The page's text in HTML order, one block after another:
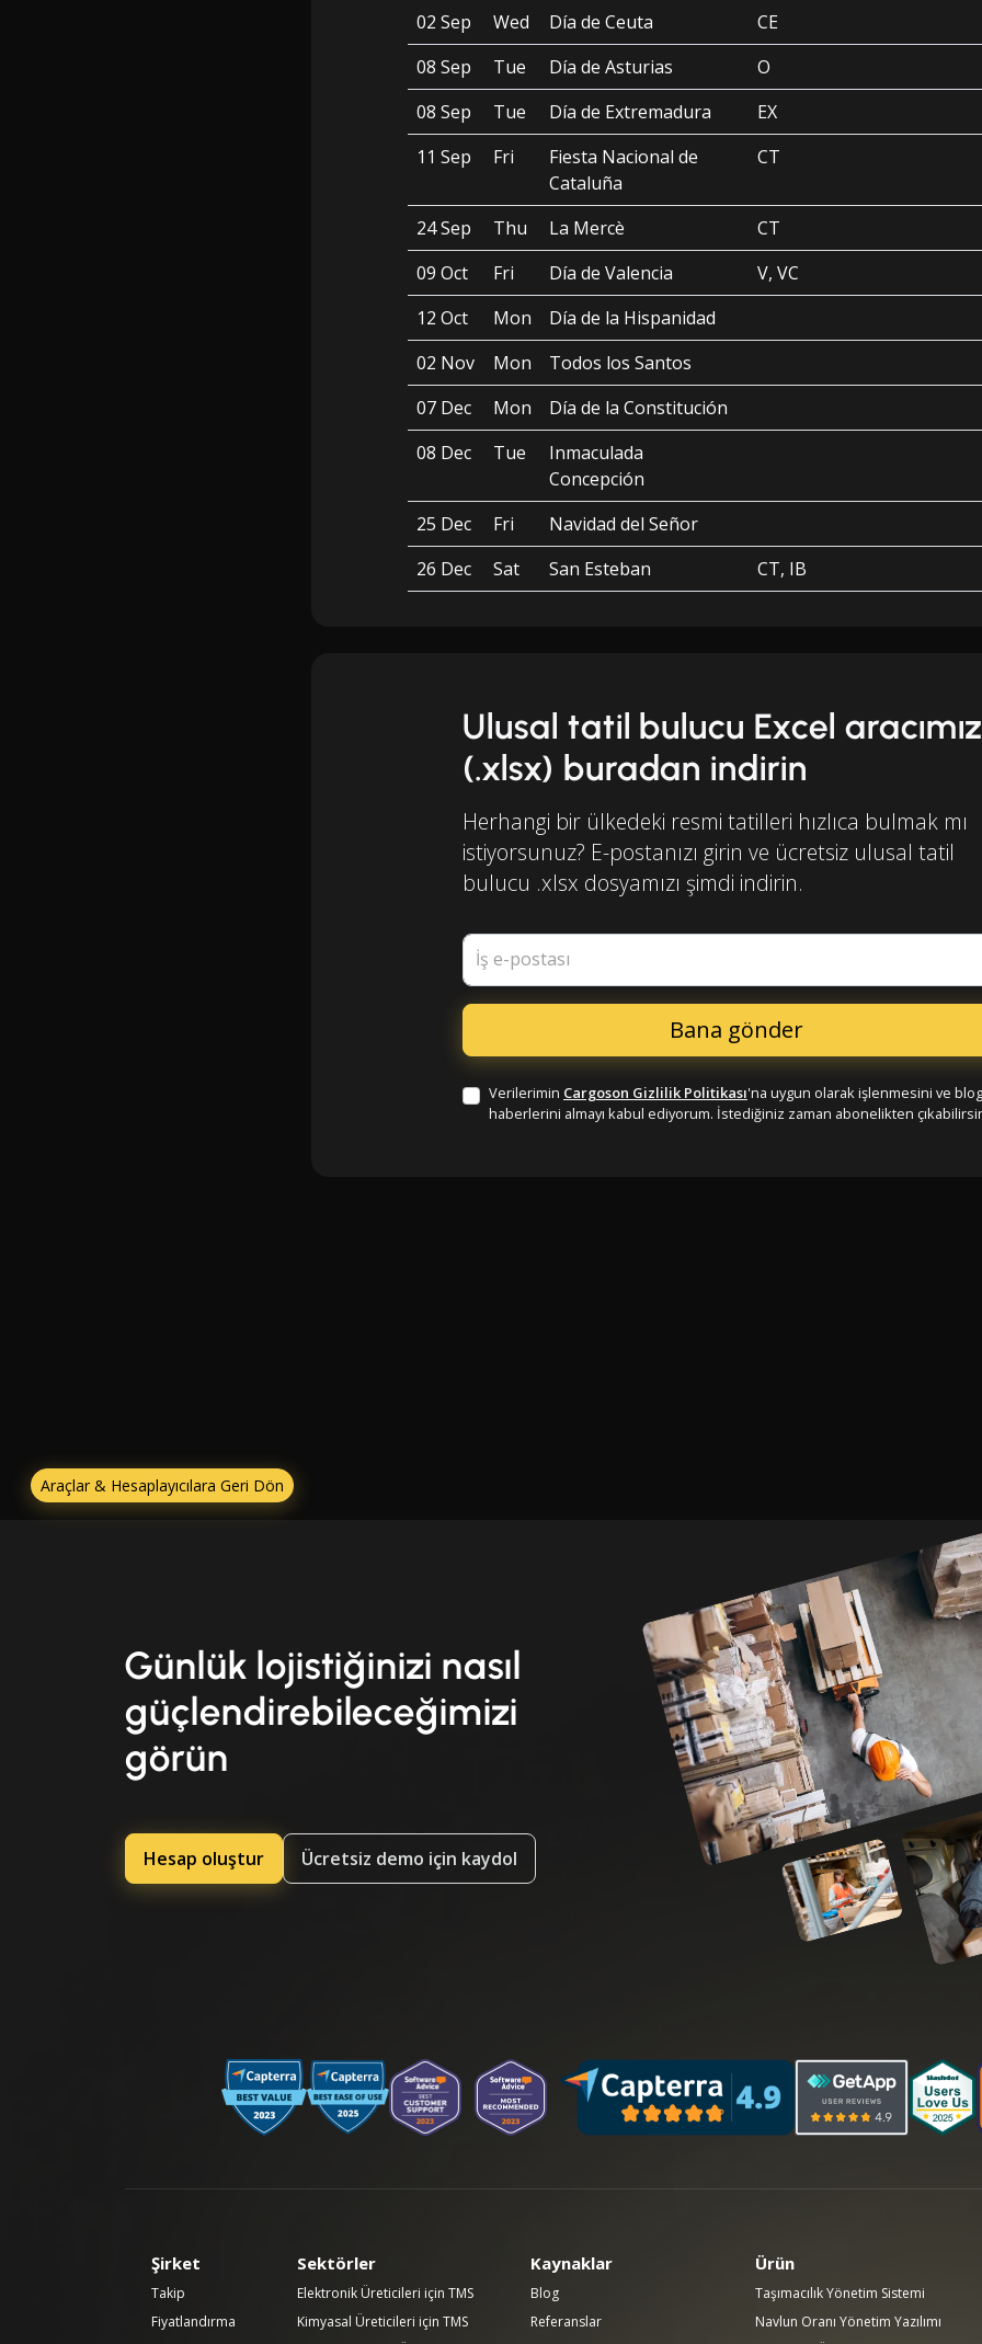
02 Sep
Wed Día de Ceuta
CE
08 Sep
Tue Día de Asturias
O
08 Sep
Tue Día de Extremadura
EX
11 Sep
Fri
Fiesta Nacional de
Cataluña
CT
24 Sep Thu La Mercè
CT
09 Oct
Fri Día de Valencia
V, VC
12 Oct
Mon
Día de la Hispanidad
02 Nov
Mon
Todos los Santos
07 Dec
Mon
Día de la Constitución
08 Dec
Tue
Inmaculada
Concepción
25 Dec
Fri
Navidad del Señor
26 Dec
Sat San Esteban CT, IB
Ulusal tatil bulucu Excel
(.xlsx) buradan indirin
Herhangi bir ülkedeki resmi tatilleri hızlıca bulmak mı
istiyorsunuz? E-postanızı girin ve ücretsiz ulusal tatil
bulucu .xlsx dosyamızı şimdi indirin.
İş e-postası
Verilerimin Cargoson Gizlilik Politikası'na uygun olarak işlenmesini ve blog
haberlerini almayı kabul ediyorum. İstediğiniz zaman abonelikten
Araçlar & Hesaplayıcılara Geri Dön
Günlük lojistiğinizi nasıl
güçlendirebileceğimizi
görün
Hesap oluştur Ücretsiz demo için kaydol
Şirket
Takip
Fiyatlandırma
Sektörler
Elektronik Üreticileri için TMS
Kimyasal Üreticileri için TMS
Kaynaklar
Blog
Referanslar
Ürün
Taşımacılık Yönetim Sistemi
Navlun Oranı Yönetim Yazılımı